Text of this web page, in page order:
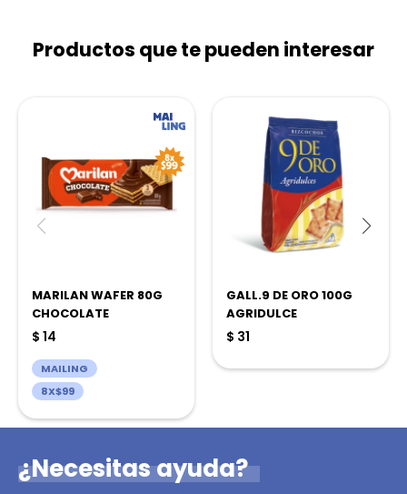
Productos que te pueden interesar
MARILAN WAFER 80G
CHOCOLATE
$ 14
MAILING
8X$99
GALL.9 DE ORO 100G
AGRIDULCE
$ 31
¿Necesitas ayuda?